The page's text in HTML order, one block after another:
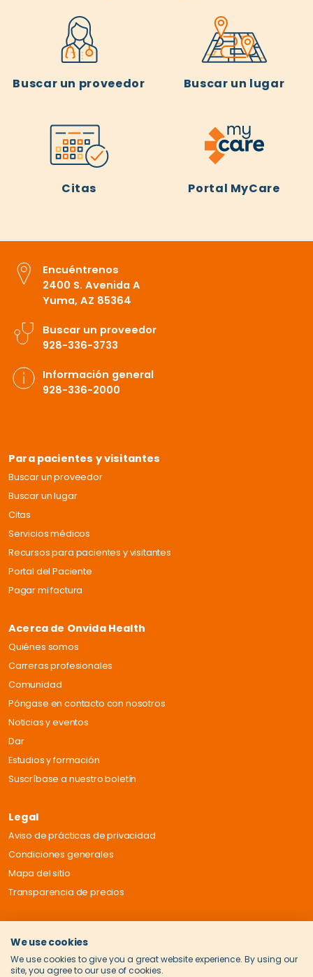
Buscar un proveedor Buscar un lugar
Citas Portal MyCare
Encuéntrenos
2400 S. Avenida A
Yuma, AZ 85364
Buscar un proveedor
928-336-3733
Información general
928-336-2000
Para pacientes y visitantes
Buscar un proveedor
Buscar un lugar
Citas
Servicios médicos
Recursos para pacientes y visitantes
Portal del Paciente
Pagar mi factura
Acerca de Onvida Health
Quiénes somos
Carreras profesionales
Comunidad
Póngase en contacto con nosotros
Noticias y eventos
Dar
Estudios y formación
Suscríbase a nuestro boletín
Legal
Aviso de prácticas de privacidad
Condiciones generales
Mapa del sitio
Transparencia de precios
We use cookies
We use cookies to give you a great website experience. By using our
site, you agree to our use of cookies.